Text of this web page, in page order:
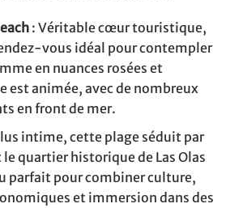
: Véritable cœur touristique,
vous idéal pour contempler
en nuances rosées et
est animée, avec de nombreux
en front de mer.
intime, cette plage séduit par
quartier historique de Las Olas
parfait pour combiner culture,
et immersion dans des